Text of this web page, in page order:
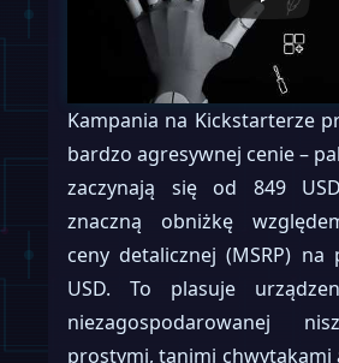
Kampania na Kickstarterze
bardzo agresywnej cenie –
zaczynają się od 849
znaczną obniżkę
ceny detalicznej (MSRP) na
USD. To plasuje
niezagospodarowanej
prostymi, tanimi chwytakami